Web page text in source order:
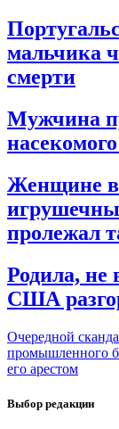
мальчика
смерти
Мужчина
Женщине
пролежал
Родила, не
США
Очередной
промышленного
его арестом
Выбор редакции